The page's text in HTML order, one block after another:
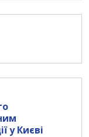
у Києві